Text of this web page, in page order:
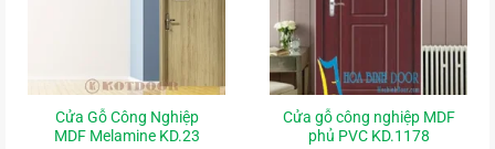
Cửa Gỗ Công Nghiệp
MDF Melamine KD.23
Cửa gỗ công nghiệp MDF
phủ PVC KD.1178